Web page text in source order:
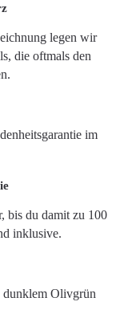
legen wir
die oftmals den
bis du damit zu 100
inklusive.